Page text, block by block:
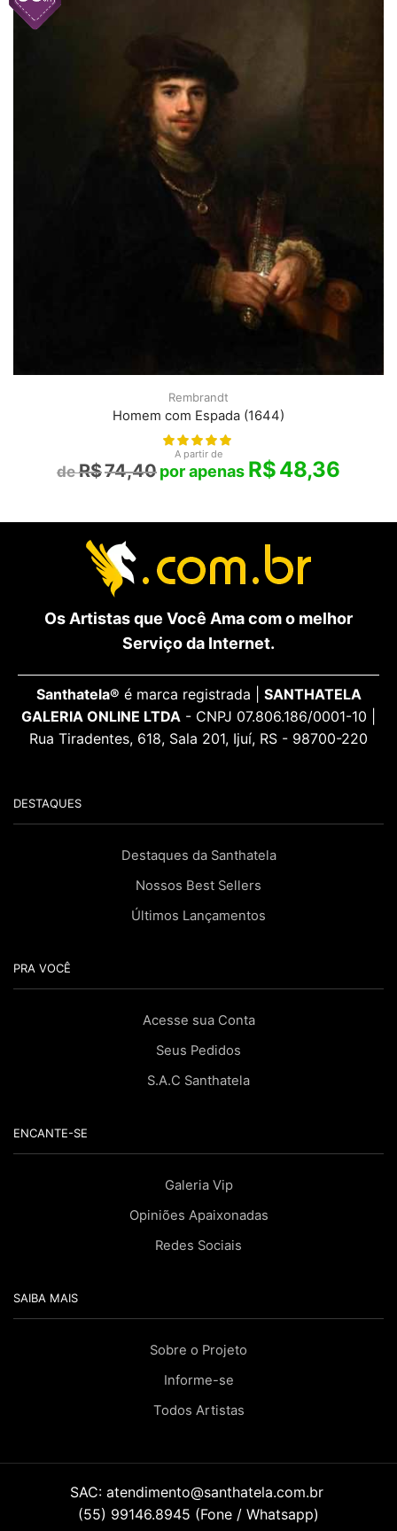
Rembrandt
Homem com Espada (1644)
A partir de
R$74,40 R$48,36
Os Artistas que Você Ama com o melhor
Serviço da Internet.
Santhatela® é marca registrada | SANTHATELA
GALERIA ONLINE LTDA - CNPJ 07.806.186/0001-10 |
Rua Tiradentes, 618, Sala 201, Ijuí, RS - 98700-220
DESTAQUES
Destaques da Santhatela
Nossos Best Sellers
Últimos Lançamentos
PRA VOCÊ
Acesse sua Conta
Seus Pedidos
S.A.C Santhatela
ENCANTE-SE
Galeria Vip
Opiniões Apaixonadas
Redes Sociais
SAIBA MAIS
Sobre o Projeto
Informe-se
Todos Artistas
SAC: atendimento@santhatela.com.br
(55) 99146.8945 (Fone / Whatsapp)